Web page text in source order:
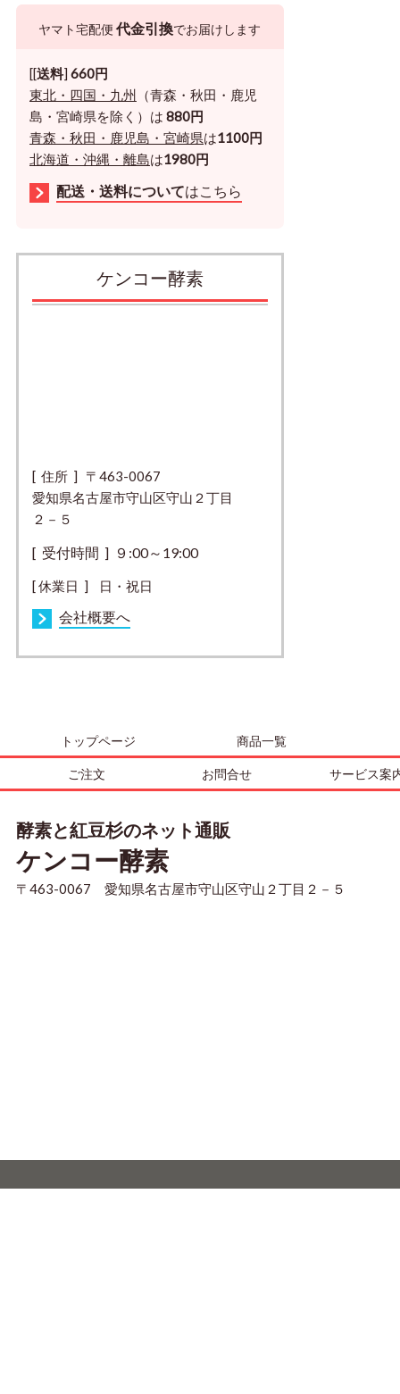
ヤマト宅配便 代金引換でお届けします
[[送料] 660円
東北・四国・九州 （青森・秋田・鹿児
島・宮崎県を除く）は 880円
青森・秋田・鹿児島・宮崎県は1100円
北海道・沖縄・離島は1980円
配送・送料についてはこちら
ケンコー酵素
[ 住所 ] 〒463-0067
愛知県名古屋市守山区守山２丁目
２－５
[ 受付時間 ] ９:00～19:00
[ 休業日 ] 日・祝日
会社概要へ
トップページ 商品一覧
ご注文 お問合せ サービス案
酵素と紅豆杉のネット通販
ケンコー酵素
〒463-0067 愛知県名古屋市守山区守山２丁目２－５